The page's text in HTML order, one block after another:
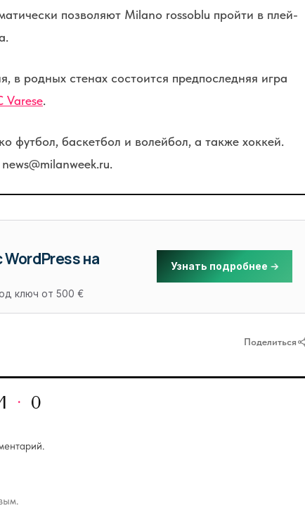
позволяют Milano rossoblu пройти в плей-
в родных стенах состоится предпоследняя игра
Varese.
футбол, баскетбол и волейбол, а также хоккей.
на
ключ от 500 €
Узнать подробнее
Поделиться
· 0